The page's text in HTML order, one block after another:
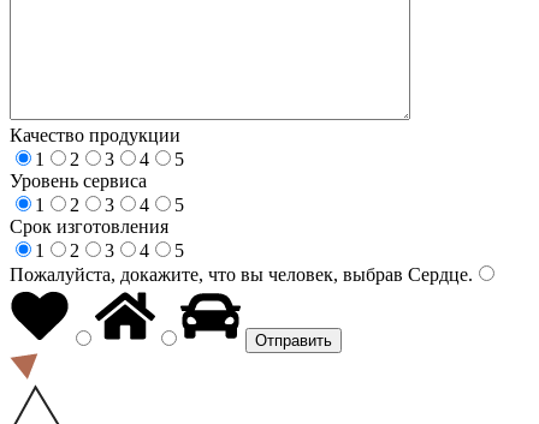
Качество продукции
1
2 3 4
5
Уровень сервиса
1
2 3 4
5
Срок изготовления
1
2 3 4
5
Пожалуйста, докажите, что вы человек, выбрав Сердце.